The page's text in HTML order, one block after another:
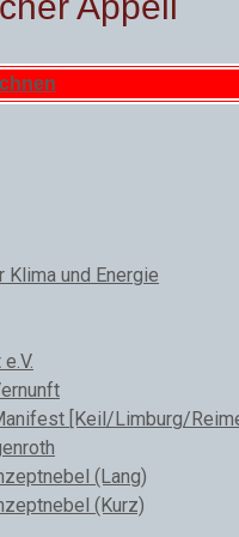
Klima und Energie
[Keil/Limburg/
(Lang)
(Kurz)